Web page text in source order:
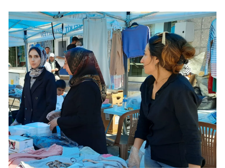
Yozgat
Zonguldak
Aksaray
Bayburt
Karaman
Kırıkkale
Batman
Şırnak